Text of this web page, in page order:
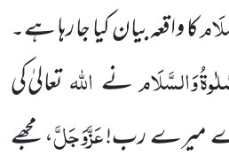
کا واقعہ بیان کیا جا رہا ہے۔
وَالسَّلَامنے اللہتعالیٰ کی
اے میرے رب!عَزَّوَجَلَّ، مجھے